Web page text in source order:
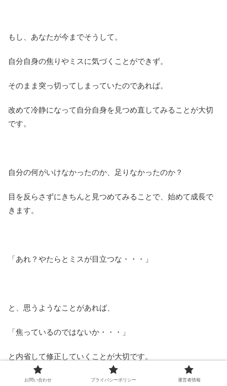
もし、あなたが今までそうして。
自分自身の焦りやミスに気づくことができず。
そのまま突っ切ってしまっていたのであれば。
改めて冷静になって自分自身を見つめ直してみることが大切
です。
自分の何がいけなかったのか、足りなかったのか？
目を反らさずにきちんと見つめてみることで、始めて成長で
きます。
「あれ？やたらとミスが目立つな・・・」
と、思うようなことがあれば、
「焦っているのではないか・・・」
と内省して修正していくことが大切です。
お問い合わせ プライバシーポリシー 運営者情報